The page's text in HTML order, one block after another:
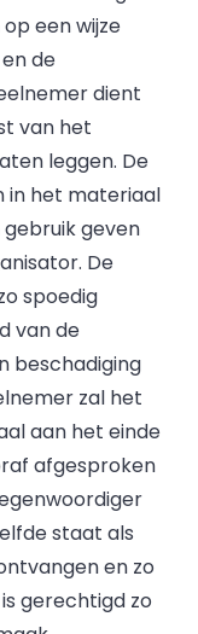
een wijze
de
dient
van het
leggen. De
in het materiaal
geven
De
spoedig
van de
beschadiging
zal het
aan het einde
afgesproken
staat als
en zo
gerechtigd zo